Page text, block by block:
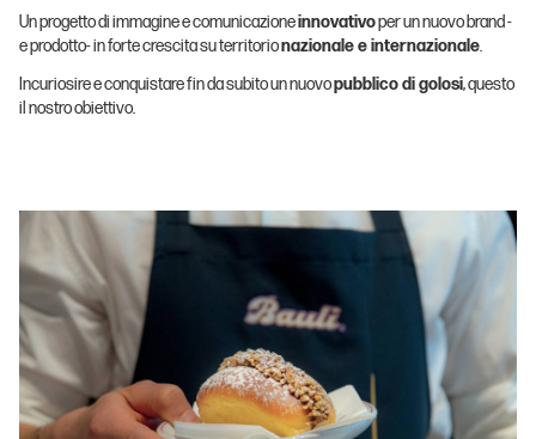
Un progetto di immagine e comunicazioneinnovativoper un nuovo brand -
e prodotto- in forte crescita su territorionazionale e internazionale.
Incuriosire e conquistare fin da subito un nuovopubblico di golosi, questo
il nostro obiettivo.